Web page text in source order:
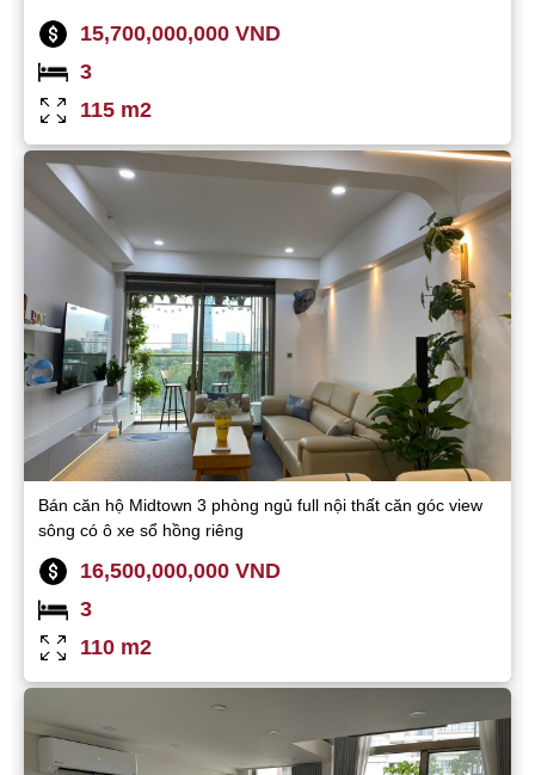
15,700,000,000 VND
3
115 m2
Bán căn hộ Midtown 3 phòng ngủ full nội thất căn góc view
sông có ô xe sổ hồng riêng
16,500,000,000 VND
3
110 m2